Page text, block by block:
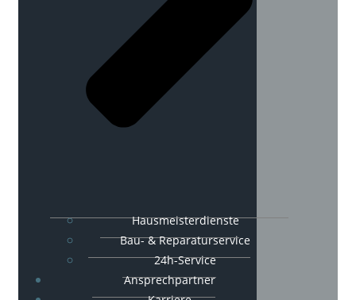
Hausmeisterdienste
Bau- & Reparaturservice
24h-Service
Ansprechpartner